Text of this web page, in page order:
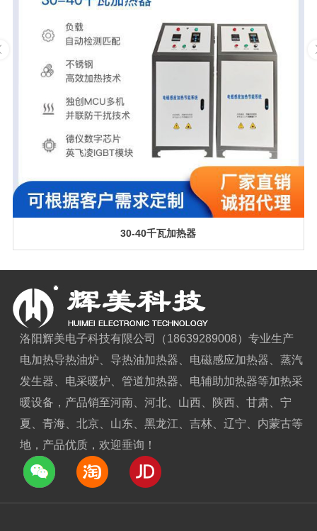
30-40千瓦加热器
洛阳辉美电子科技有限公司（18639289008）专业生产
电加热导热油炉、导热油加热器、电磁感应加热器、蒸汽
发生器、电采暖炉、管道加热器、电辅助加热器等加热采
暖设备，产品销至河南、河北、山西、陕西、甘肃、宁
夏、青海、北京、山东、黑龙江、吉林、辽宁、内蒙古等
地，产品优质，欢迎垂询！